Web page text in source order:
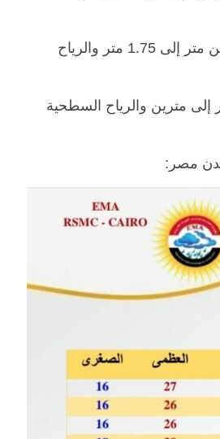
وبالنسبة لحالة البحر المتوسط تكون خفيفة إلى معتدلة وارتفاع الموج من متر إلى 1.75 متر والرياح
لحالة البحر الأحمر، فتكون معتدلة وارتفاع الموج من 1.5 متر إلى مترين والرياح السطحية
مصر:
الرئيسية مصر ناس وناس